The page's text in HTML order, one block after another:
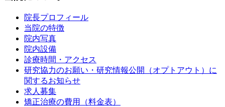
院長プロフィール
当院の特徴
院内写真
院内設備
診療時間・アクセス
研究協力のお願い・研究情報公開（オプトアウト）に
関するお知らせ
求人募集
矯正治療の費用（料金表）